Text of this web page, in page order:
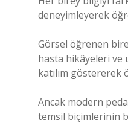
deneyimleyerek
Görsel öğrenen
hasta hikâyeleri ve
katılım göstererek
Ancak modern
temsil biçimlerinin